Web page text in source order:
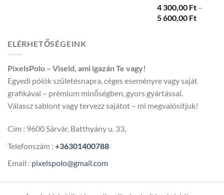
4 300,00 Ft –
5 600,00 Ft
ELÉRHETŐSÉGEINK
PixelsPolo – Viseld, ami igazán Te vagy!
Egyedi pólók születésnapra, céges eseményre vagy saját
grafikával – prémium minőségben, gyors gyártással.
Válassz sablont vagy tervezz sajátot – mi megvalósítjuk!
Cím : 9600 Sárvár, Batthyány u. 33,
Telefonszám : +36301400788
Email : pixelspolo@gmail.com